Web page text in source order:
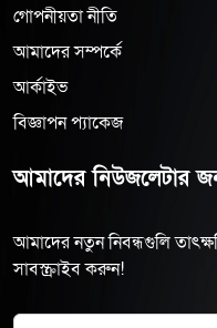
গোপনীয়তা নীতি
আমাদের সম্পর্কে
আর্কাইভ
বিজ্ঞাপন প্যাকেজ
আমাদের নিউজলেটার
আমাদের নতুন নিবন্ধগুলি
সাবস্ক্রাইব করুন!